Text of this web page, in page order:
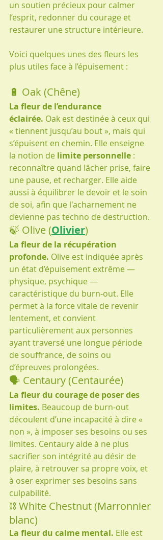
un soutien précieux pour calmer
l’esprit, redonner du courage et
restaurer une structure intérieure.
Voici quelques unes des fleurs les
plus utiles face à l’épuisement :
🔋 Oak (Chêne)
La fleur de l’endurance
éclairée. Oak est destinée à ceux qui
« tiennent jusqu’au bout », mais qui
s’épuisent en chemin. Elle enseigne
la notion de limite personnelle :
reconnaître quand lâcher prise, faire
une pause, et recharger. Elle aide
aussi à équilibrer le devoir et le soin
de soi, afin que l'acharnement ne
devienne pas techno de destruction.
🍃 Olive (Olivier)
La fleur de la récupération
profonde. Olive est indiquée après
un état d’épuisement extrême —
physique, psychique —
caractéristique du burn‑out. Elle
permet à la force vitale de revenir
lentement, et convient
particulièrement aux personnes
ayant traversé une longue période
de souffrance, de soins ou
d’épreuves prolongées.
🗣️ Centaury (Centaurée)
La fleur du courage de poser des
limites. Beaucoup de burn-out
découlent d’une incapacité à dire «
non », à imposer ses besoins ou ses
limites. Centaury aide à ne plus
sacrifier son intégrité au désir de
plaire, à retrouver sa propre voix, et
à oser exprimer ses besoins sans
culpabilité.
⛓️ White Chestnut (Marronnier
blanc)
La fleur du calme mental. Elle est